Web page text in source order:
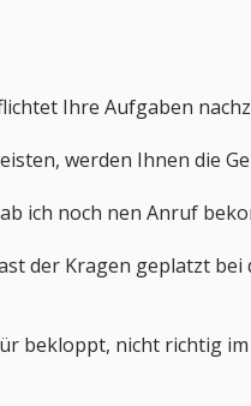
Ihre Aufgaben
werden Ihnen die
ich noch nen Anruf
der Kragen geplatzt
bekloppt, nicht richtig im